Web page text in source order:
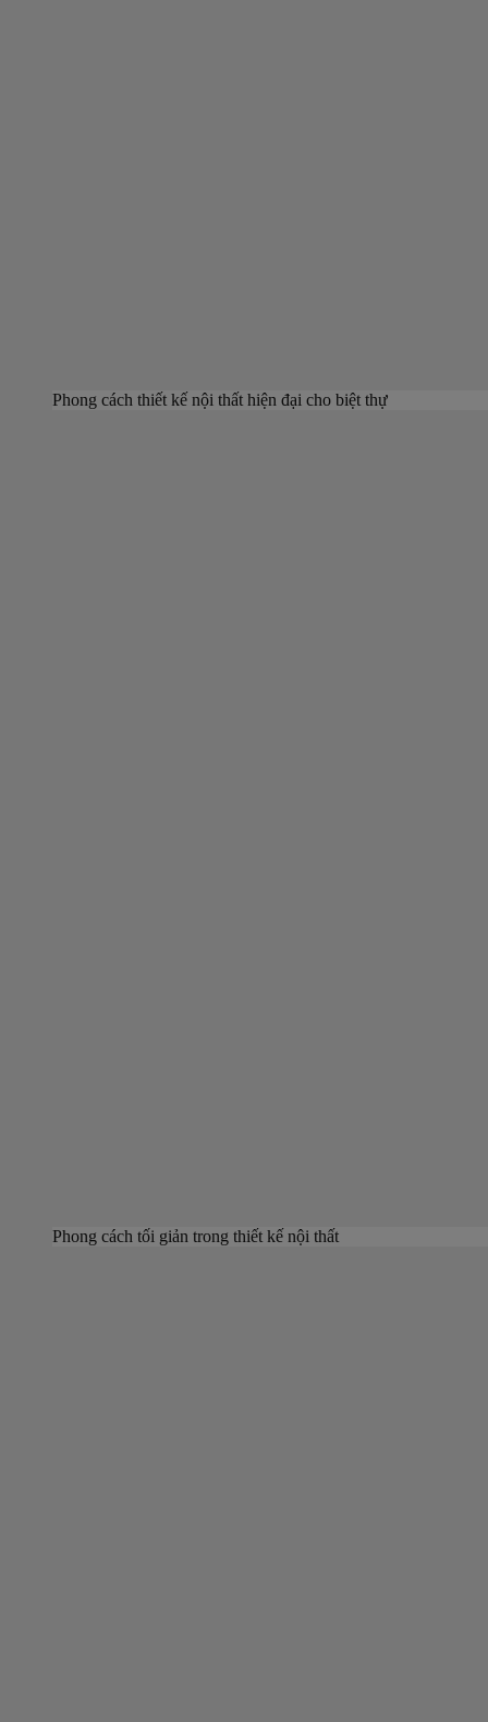
Phong cách thiết kế nội thất hiện đại cho biệt thự
Phong cách tối giản trong thiết kế nội thất